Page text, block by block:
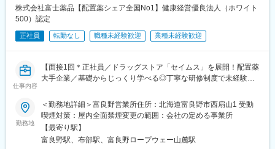
＜専門資格を取得できる＞
・入社後は、医薬品販売の専門知識を身につけるために、登録販
売者資格を取得していただきます。社内の合格率は90％となって
おり、研修を含めて会社が全面的にサポートします。
・資格取得後は、資格手当として給与にも反映されます。
■営業スタイル：
養豚・養鶏・水産）を訪問し「ビオスリー」を中心とした製品を
食の安全や動物を健康を守る社会貢献性の高いに仕事に挑戦でき
ます。
高く、自信をもって提案することが可能です。戦略に基づきエリ
アにあった提案活動を進められる環境で、営業としての”やりが
い”を感じながら大きく成長できる環境です。
株式会社富士薬品【配置薬シェア全国No1】健康経営優良法人（ホワイト
500）認定
正社員 転勤なし 職種未経験歓迎 業種未経験歓迎
仕事内容
【面接1回＊正社員／ドラッグストア「セイムス」を展開！配置薬
大手企業／基礎からじっくり学べる◎丁寧な研修制度で未経験の
■職務内容：
担当エリアのお客様（個人宅や企業）へ訪問し、配置薬（お薬
箱）や健康食品の提案をお任せします。
※既に、取引のあるお客様先を訪問するスタイルです。
勤務地
＜勤務地詳細＞富良野営業所住所：北海道富良野市西扇山1 受動
喫煙対策：屋内全面禁煙変更の範囲：会社の定める事業所
【最寄り駅】
富良野駅、布部駅、富良野ロープウェー山麓駅